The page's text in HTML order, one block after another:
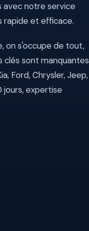
avec notre service
rapide et efficace.
on s'occupe de tout,
clés sont
Ford, Chrysler, Jeep,
jours, expertise